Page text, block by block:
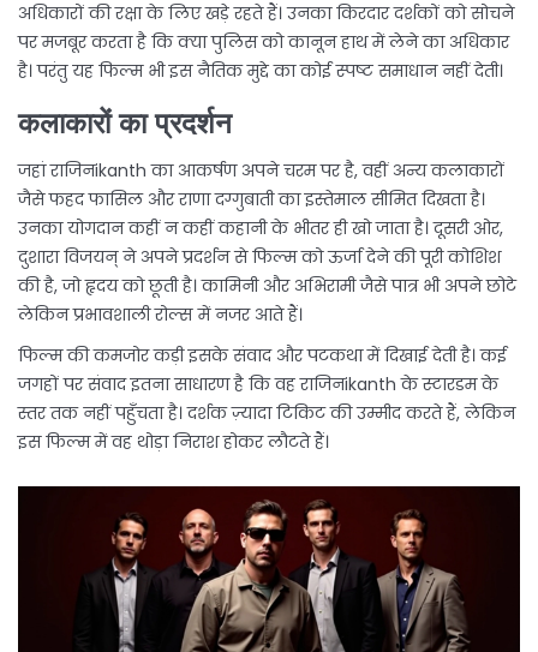
अधिकारों की रक्षा के लिए खड़े रहते हैं। उनका किरदार दर्शकों को सोचने
पर मजबूर करता है कि क्या पुलिस को कानून हाथ में लेने का अधिकार
है। परंतु यह फिल्म भी इस नैतिक मुद्दे का कोई स्पष्ट समाधान नहीं देती।
कलाकारों का प्रदर्शन
जहां राजिनikanth का आकर्षण अपने चरम पर है, वहीं अन्य कलाकारों
जैसे फहद फासिल और राणा दग्गुबाती का इस्तेमाल सीमित दिखता है।
उनका योगदान कहीं न कहीं कहानी के भीतर ही खो जाता है। दूसरी ओर,
दुशारा विजयन् ने अपने प्रदर्शन से फिल्म को ऊर्जा देने की पूरी कोशिश
की है, जो हृदय को छूती है। कामिनी और अभिरामी जैसे पात्र भी अपने छोटे
लेकिन प्रभावशाली रोल्स में नजर आते हैं।
फिल्म की कमजोर कड़ी इसके संवाद और पटकथा में दिखाई देती है। कई
जगहों पर संवाद इतना साधारण है कि वह राजिनikanth के स्टारडम के
स्तर तक नहीं पहुँचता है। दर्शक ज़्यादा टिकिट की उम्मीद करते हैं, लेकिन
इस फिल्म में वह थोड़ा निराश होकर लौटते हैं।